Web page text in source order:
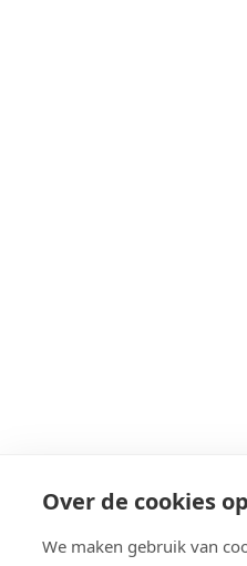
Over de cookies
We maken gebruik van